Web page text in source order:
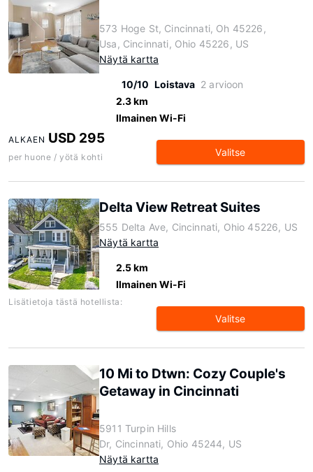
573 Hoge St, Cincinnati, Oh 45226,
Usa, Cincinnati, Ohio 45226, US
Näytä kartta
10/10 Loistava 2 arvioon
2.3 km
Ilmainen Wi-Fi
ALKAEN USD 295
per huone / yötä kohti Valitse
Delta View Retreat Suites
555 Delta Ave, Cincinnati, Ohio 45226, US
Näytä kartta
2.5 km
Ilmainen Wi-Fi
Lisätietoja tästä hotellista:
Valitse
10 Mi to Dtwn: Cozy Couple's
Getaway in Cincinnati
5911 Turpin Hills
Dr, Cincinnati, Ohio 45244, US
Näytä kartta